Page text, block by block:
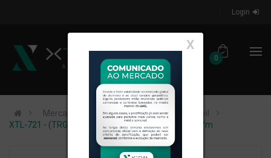
Login
0
X
Mercados de Atuação
Construção Civil
XTL-721 - (TRG 4X2X1,70) - PESO LINEAR: 1,467kg/m